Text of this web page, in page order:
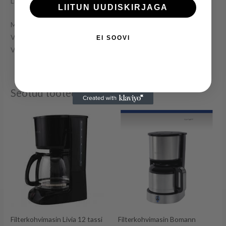
Maht: 1,5L
Võimsus: 1000W
Värv: roostevaba
Seotud tooted
Filterkohvimasin Livia 12 tassi Filterkohvimasin Bomann
LIITUN UUDISKIRJAGA
EI SOOVI